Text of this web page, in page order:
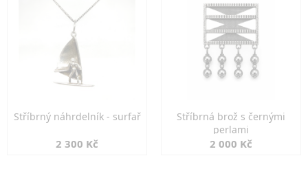
Stříbrný náhrdelník - surfař
2 300 Kč
Stříbrná brož s černými
perlami
2 000 Kč